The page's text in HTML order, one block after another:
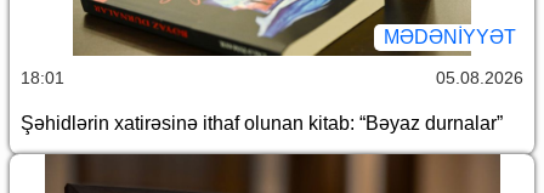
MƏDƏNIYYƏT
18:01 05.08.2026
Şəhidlərin xatirəsinə ithaf olunan kitab: “Bəyaz durnalar”